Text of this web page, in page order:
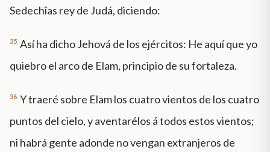
Sedechîas rey de Judá, diciendo:
35 Así ha dicho Jehová de los ejércitos: He aquí que yo
quiebro el arco de Elam, principio de su fortaleza.
36 Y traeré sobre Elam los cuatro vientos de los cuatro
puntos del cielo, y aventarélos á todos estos vientos;
ni habrá gente adonde no vengan extranjeros de